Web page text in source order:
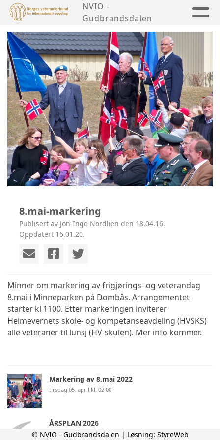
NVIO -
Gudbrandsdalen
8.mai-markering
Publisert av Jon-Inge Nordlien den 18.04.16.
Oppdatert 16.01.20.
Minner om markering av frigjørings- og veterandag
8.mai i Minneparken på Dombås. Arrangementet
starter kl 1100. Etter markeringen inviterer
Heimevernets skole- og kompetanseavdeling (HVSKS)
alle veteraner til lunsj (HV-skulen). Mer info kommer.
Markering av 8.mai 2022
tirsdag 05. april kl. 02:00
ÅRSPLAN 2026
onsdag 14. januar kl. 13:30
© NVIO - Gudbrandsdalen | Løsning: StyreWeb